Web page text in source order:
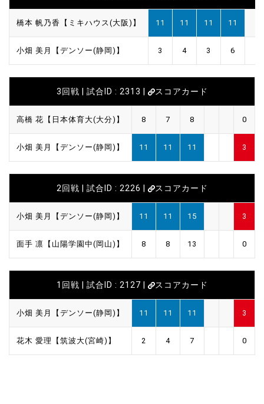
橋本 帆乃香【ミキハウス(大阪)】 11 11 11 11
小畑 美月【デンソー(静岡)】 3 4 3 6
3回戦 | 試合ID : 2313 | スコアカード
高橋 花【日本体育大(大分)】 8 7 8 0
小畑 美月【デンソー(静岡)】 11 11 11 3
2回戦 | 試合ID : 2226 | スコアカード
小畑 美月【デンソー(静岡)】 11 11 15 3
面手 凛【山陽学園中(岡山)】 8 8 13 0
1回戦 | 試合ID : 2127 | スコアカード
小畑 美月【デンソー(静岡)】 11 11 11 3
花木 愛理【筑波大(宮崎)】 2 4 7 0